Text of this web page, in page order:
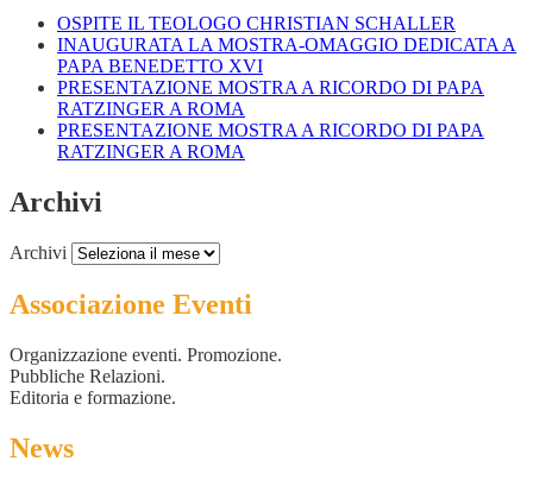
OSPITE IL TEOLOGO CHRISTIAN SCHALLER
INAUGURATA LA MOSTRA-OMAGGIO DEDICATA A
PAPA BENEDETTO XVI
PRESENTAZIONE MOSTRA A RICORDO DI PAPA
RATZINGER A ROMA
PRESENTAZIONE MOSTRA A RICORDO DI PAPA
RATZINGER A ROMA
Archivi
Archivi
Associazione Eventi
Organizzazione eventi. Promozione.
Pubbliche Relazioni.
Editoria e formazione.
News